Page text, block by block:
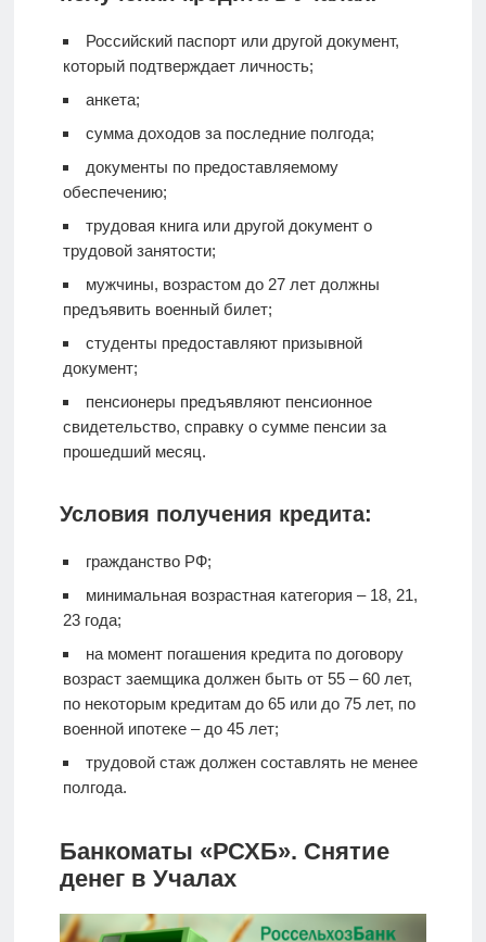
Российский паспорт или другой документ,
который подтверждает личность;
анкета;
сумма доходов за последние полгода;
документы по предоставляемому
обеспечению;
трудовая книга или другой документ о
трудовой занятости;
мужчины, возрастом до 27 лет должны
предъявить военный билет;
студенты предоставляют призывной
документ;
пенсионеры предъявляют пенсионное
свидетельство, справку о сумме пенсии за
прошедший месяц.
Условия получения кредита:
гражданство РФ;
минимальная возрастная категория – 18, 21,
23 года;
на момент погашения кредита по договору
возраст заемщика должен быть от 55 – 60 лет,
по некоторым кредитам до 65 или до 75 лет, по
военной ипотеке – до 45 лет;
трудовой стаж должен составлять не менее
полгода.
Банкоматы «РСХБ». Снятие
денег в Учалах